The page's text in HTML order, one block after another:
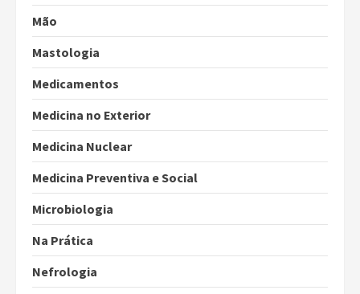
Mão
Mastologia
Medicamentos
Medicina no Exterior
Medicina Nuclear
Medicina Preventiva e Social
Microbiologia
Na Prática
Nefrologia